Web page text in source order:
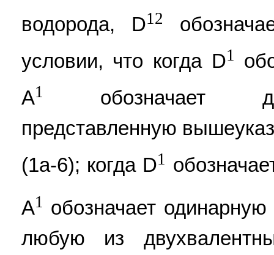
водорода, D12
условии, что когда D1
А1
обозначает
представленную
(1a-6); когда D1
A1 обозначает
любую из